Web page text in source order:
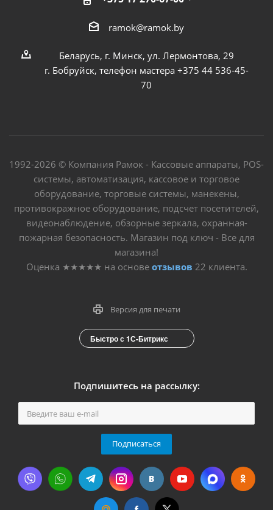
ramok@ramok.by
Беларусь, г. Минск, ул. Лермонтова, 29
г. Бобруйск, телефон мастера +375 44 536-45-
70
1992-2026 © Компания Рамок - Кассовые аппараты, POS-
системы, автоматизация, кассовое и торговое
оборудование, торговые системы, манекены,
противокражное оборудование, подсчет посетителей,
видеонаблюдение, обзорные зеркала, охранная-
пожарная безопасность. Магазин под ключ - Все для
магазина!
Оценка ★★★★★ на основе отзывов 22 клиента.
Версия для печати
Быстро с 1С-Битрикс
Подпишитесь на рассылку:
Подписаться